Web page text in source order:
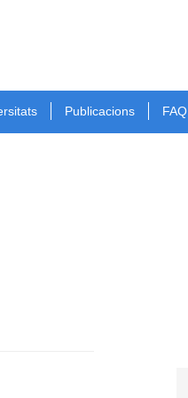
Publicacions FAQ